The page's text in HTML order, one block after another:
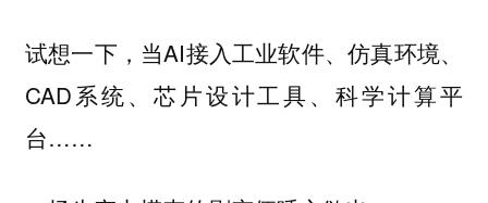
试想一下，当AI接入工业软件、仿真环境、
CAD系统、芯片设计工具、科学计算平
台……